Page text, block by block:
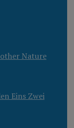
Nature
Eins Zwei